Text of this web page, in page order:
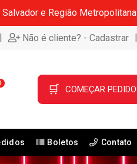
e Região Metropolitana
| Não é cliente? - Cadastrar |
🛒 COMEÇAR PEDIDO
Boletos Contato